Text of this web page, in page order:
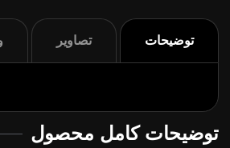
توضیحات تصاویر
توضیحات کامل محصول